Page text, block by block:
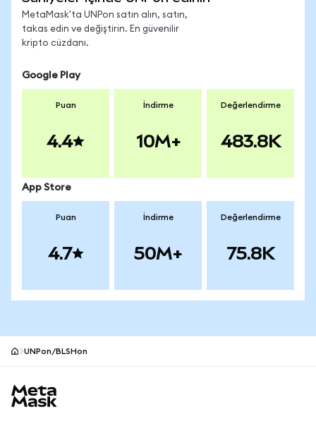
MetaMask'ta UNPon satın alın, satın,
takas edin ve değiştirin. En güvenilir
kripto cüzdanı.
Google Play
Puan
4.4
İndirme
10M+
Değerlendirme
483.8K
App Store
Puan
4.7
İndirme
50M+
Değerlendirme
75.8K
UNPon/BLSHon